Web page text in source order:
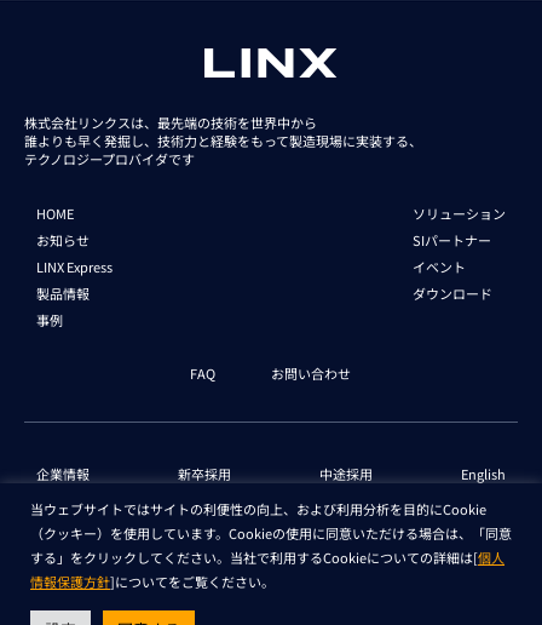
株式会社リンクスは、最先端の技術を世界中から
誰よりも早く発掘し、技術力と経験をもって製造現場に実装する、
テクノロジープロバイダです
HOME
お知らせ
LINX Express
製品情報
事例
ソリューション
SIパートナー
イベント
ダウンロード
FAQ お問い合わせ
企業情報 新卒採用 中途採用 English
個人情報保護法 情報 セキュリティ基本方針
Copyright © LINX Corporation. All Rights Reserved.
当ウェブサイトではサイトの利便性の向上、および利用分析を目的にCookie
（クッキー）を使用しています。Cookieの使用に同意いただける場合は、「同意
する」をクリックしてください。当社で利用するCookieについての詳細は[個人
情報保護方針]についてをご覧ください。